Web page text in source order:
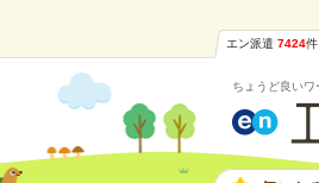
エン派遣 7424件
ちょうど良いワ